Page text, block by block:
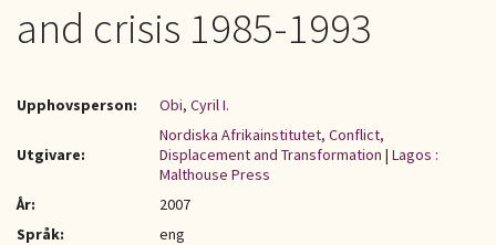
KONTAKT
and crisis 1985-1993
Upphovsperson: Obi, Cyril I.
Utgivare:
Nordiska Afrikainstitutet, Conflict,
Displacement and Transformation | Lagos :
Malthouse Press
År:
2007
Språk:
eng